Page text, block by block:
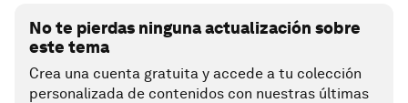
No te pierdas ninguna actualización sobre
este tema
Crea una cuenta gratuita y accede a tu colección
personalizada de contenidos con nuestras últimas